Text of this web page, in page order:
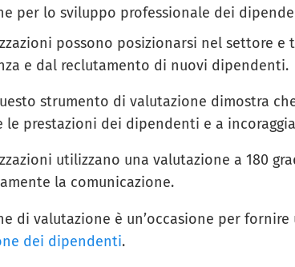
per lo sviluppo professionale dei
possono posizionarsi nel settore e
e dal reclutamento di nuovi dipendenti.
strumento di valutazione dimostra
le prestazioni dei dipendenti e a
utilizzano una valutazione a 180
la comunicazione.
di valutazione è un’occasione per
dei dipendenti.